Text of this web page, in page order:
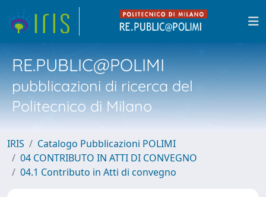
RE.PUBLIC@POLIMI
pubblicazioni di ricerca del
Politecnico di Milano
IRIS
Catalogo Pubblicazioni POLIMI
04 CONTRIBUTO IN ATTI DI CONVEGNO
04.1 Contributo in Atti di convegno